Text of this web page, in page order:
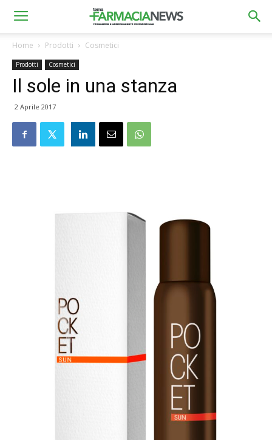
Home Prodotti Cosmetici
Prodotti Cosmetici
Il sole in una stanza
2 Aprile 2017